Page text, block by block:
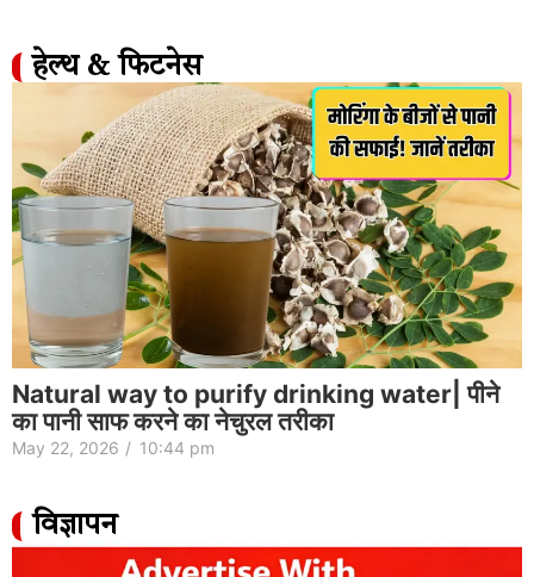
हेल्थ & फिटनेस
Natural way to purify drinking water| पीने
का पानी साफ करने का नेचुरल तरीका
May 22, 2026 / 10:44 pm
विज्ञापन